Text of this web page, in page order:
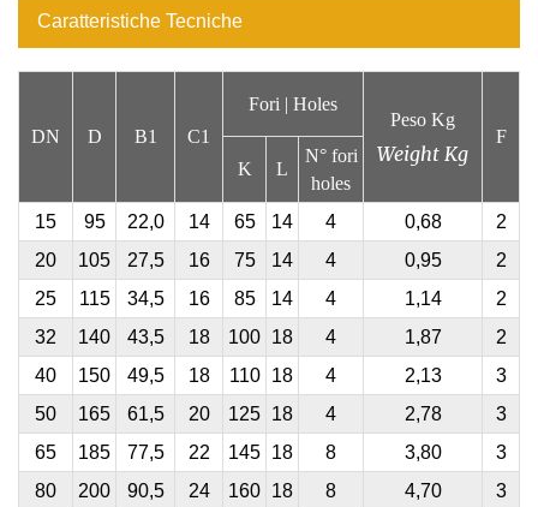
Caratteristiche Tecniche
DN D B1 C1
Fori | Holes
Peso Kg
Weight Kg
F
K
L
N° fori
holes
15
95 22,0 14 65 14 4 0,68
2
20
105 27,5 16 75 14 4 0,95
2
25
115 34,5 16 85 14 4 1,14
2
32
140 43,5 18 100 18 4 1,87
2
40
150 49,5 18 110 18 4 2,13
3
50
165 61,5 20 125 18 4 2,78
3
65
185 77,5 22 145 18 8 3,80
3
80
200 90,5 24 160 18 8 4,70
3